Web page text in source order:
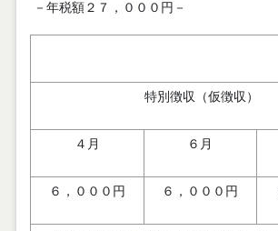
－年税額２７，０００円－
特別徴収（仮徴収）
４月 ６月
６，０００円 ６，０００円